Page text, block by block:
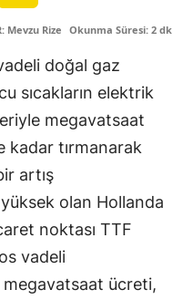
Mevzu Rize Okunma Süresi: 2 dk
doğal gaz
sıcakların elektrik
megavatsaat
kadar tırmanarak
artış
olan Hollanda
noktası TTF
vadeli
megavatsaat ücreti,